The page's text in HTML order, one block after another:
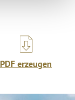
PDF erzeugen